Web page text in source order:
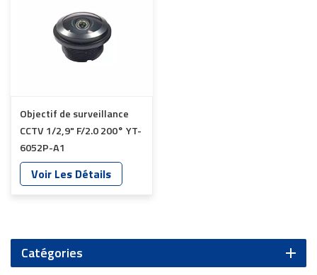
Objectif de surveillance
CCTV 1/2,9" F/2.0 200° YT-
6052P-A1
Voir Les Détails
Catégories